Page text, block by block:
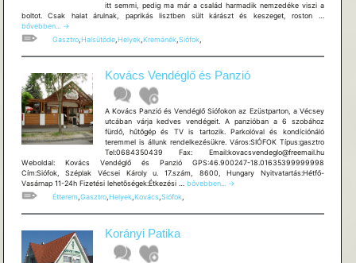
itt semmi, pedig ma már a család harmadik nemzedéke viszi a
boltot. Csak halat árulnak, paprikás lisztben sült kárászt és keszeget, roston …
bővebben...
→
Gasztro, Halsütöde, Helyek, Kremánék, Siófok,
Kovács Vendéglő és Panzió
A Kovács Panzió és Vendéglő Siófokon az Ezüstparton, a Vécsey
utcában várja kedves vendégeit. A panzióban a 6 szobához
fürdő, hűtőgép és TV is tartozik. Parkolóval és kondíciónáló
teremmel is állunk rendelkezésükre. Város:SIÓFOK Típus:gasztro
Tel:0684350439 Fax: Email:kovacsvendeglo@freemail.hu
Weboldal: Kovács Vendéglő és Panzió GPS:46.900247-18.01635399999998
Cím:Siófok, Széplak Vécsei Károly u. 17.szám, 8600, Hungary Nyitvatartás:Hétfő-
Vasárnap 11-24h Fizetési lehetõségek:Étkezési … Kovács
Panzió
bővebben... →
Étterem Gasztro, Helyek, Kovács, Siófok,
Korányi Patika